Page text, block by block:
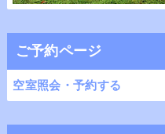
ご予約ページ
空室照会・予約する